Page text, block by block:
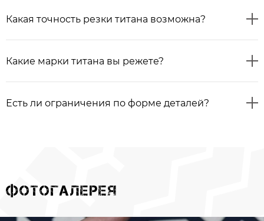
Какая точность резки титана возможна?
Какие марки титана вы режете?
Есть ли ограничения по форме деталей?
ФОТОГАЛЕРЕЯ